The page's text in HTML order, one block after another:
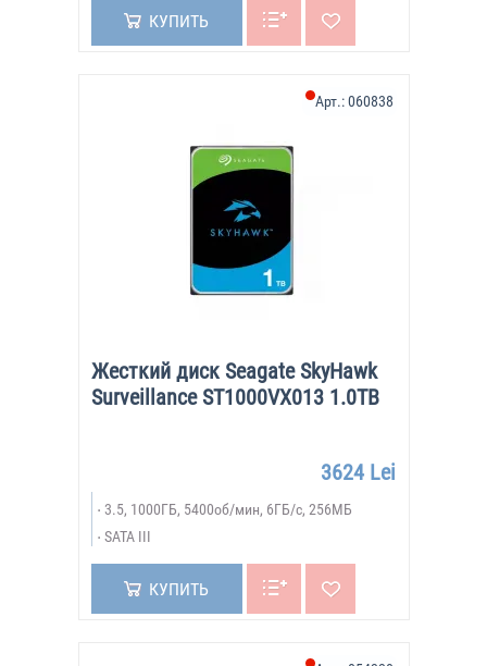
КУПИТЬ
Жесткий диск Seagate SkyHawk
Surveillance ST1000VX013 1.0TB
Арт.:060838
3624 Lei
3.5, 1000ГБ, 5400об/мин, 6ГБ/с, 256МБ
SATA III
КУПИТЬ